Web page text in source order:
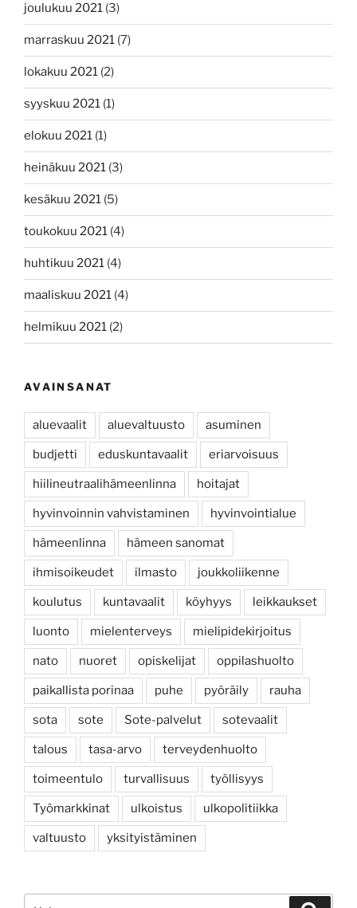
joulukuu 2021 (3)
marraskuu 2021 (7)
lokakuu 2021 (2)
syyskuu 2021 (1)
elokuu 2021 (1)
heinäkuu 2021 (3)
kesäkuu 2021 (5)
toukokuu 2021 (4)
huhtikuu 2021 (4)
maaliskuu 2021 (4)
helmikuu 2021 (2)
AVAINSANAT
aluevaalit aluevaltuusto asuminen
budjetti eduskuntavaalit eriarvoisuus
hiilineutraalihämeenlinna hoitajat
hyvinvoinnin vahvistaminen hyvinvointialue
hämeenlinna hämeen sanomat
ihmisoikeudet ilmasto joukkoliikenne
koulutus kuntavaalit köyhyys leikkaukset
luonto mielenterveys mielipidekirjoitus
nato nuoret opiskelijat oppilashuolto
paikallista porinaa puhe pyöräily rauha
sota sote Sote-palvelut sotevaalit
talous tasa-arvo terveydenhuolto
toimeentulo turvallisuus työllisyys
Työmarkkinat ulkoistus ulkopolitiikka
valtuusto yksityistäminen